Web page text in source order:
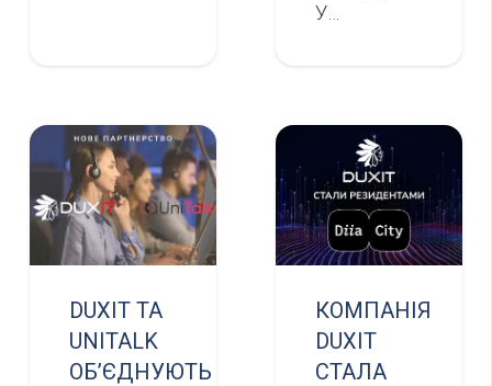
У…
DUXIT ТА
UNITALK
ОБ’ЄДНУЮТЬ
КОМПАНІЯ
DUXIT
СТАЛА